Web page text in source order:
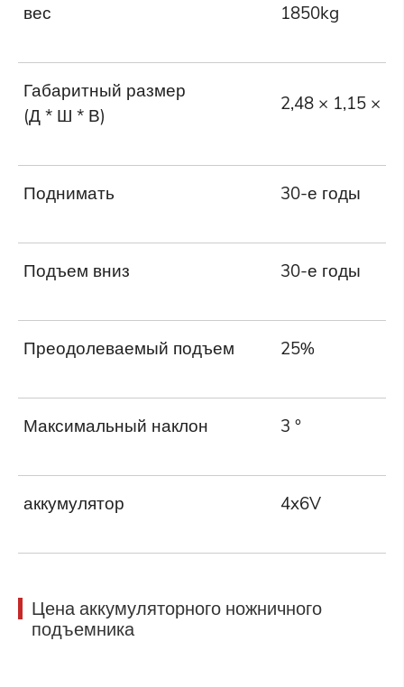
вес 1850kg
Габаритный размер
(Д * Ш * В)
2,48 × 1,15 ×
Поднимать 30-е годы
Подъем вниз 30-е годы
Преодолеваемый подъем 25%
Максимальный наклон 3 °
аккумулятор 4x6V
Цена аккумуляторного ножничного
подъемника